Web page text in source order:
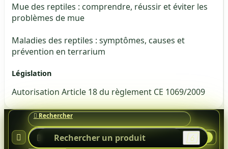
Mue des reptiles : comprendre, réussir et éviter les
problèmes de mue
Maladies des reptiles : symptômes, causes et
prévention en terrarium
Législation
Autorisation Article 18 du règlement CE 1069/2009



